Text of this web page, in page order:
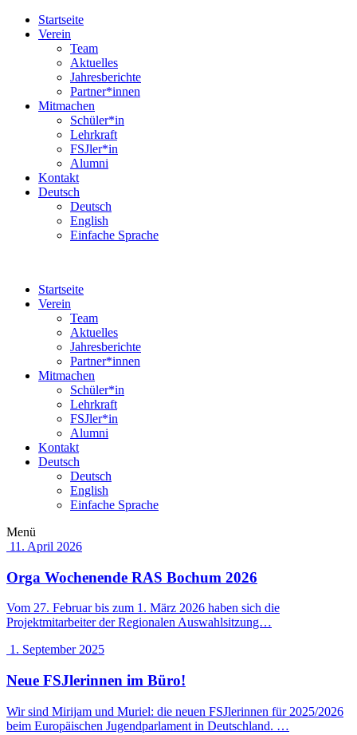
Startseite
Verein
Team
Aktuelles
Jahresberichte
Partner*innen
Mitmachen
Schüler*in
Lehrkraft
FSJler*in
Alumni
Kontakt
Deutsch
Deutsch
English
Einfache Sprache
Startseite
Verein
Team
Aktuelles
Jahresberichte
Partner*innen
Mitmachen
Schüler*in
Lehrkraft
FSJler*in
Alumni
Kontakt
Deutsch
Deutsch
English
Einfache Sprache
Menü
11. April 2026
Orga Wochenende RAS Bochum 2026
Vom 27. Februar bis zum 1. März 2026 haben sich die
Projektmitarbeiter der Regionalen Auswahlsitzung…
1. September 2025
Neue FSJlerinnen im Büro!
Wir sind Mirijam und Muriel: die neuen FSJlerinnen für 2025/2026
beim Europäischen Jugendparlament in Deutschland. …